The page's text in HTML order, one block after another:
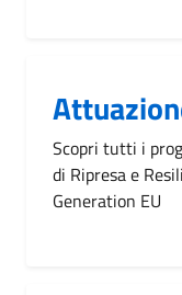
Scopri tutti i
di Ripresa e
Generation EU